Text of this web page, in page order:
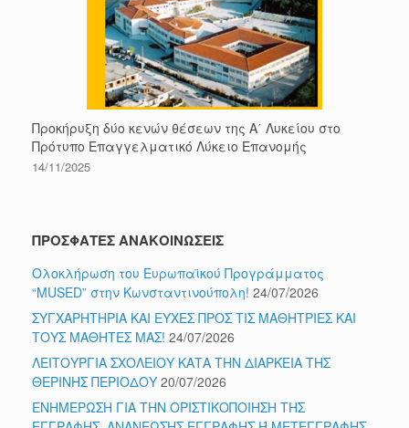
Προκήρυξη δύο κενών θέσεων της Α΄ Λυκείου στο
Πρότυπο Επαγγελματικό Λύκειο Επανομής
14/11/2025
ΠΡΟΣΦΑΤΕΣ ΑΝΑΚΟΙΝΩΣΕΙΣ
Ολοκλήρωση του Ευρωπαϊκού Προγράμματος
“MUSED” στην Κωνσταντινούπολη! 24/07/2026
ΣΥΓΧΑΡΗΤΗΡΙΑ ΚΑΙ ΕΥΧΕΣ ΠΡΟΣ ΤΙΣ ΜΑΘΗΤΡΙΕΣ ΚΑΙ
ΤΟΥΣ ΜΑΘΗΤΕΣ ΜΑΣ! 24/07/2026
ΛΕΙΤΟΥΡΓΙΑ ΣΧΟΛΕΙΟΥ ΚΑΤΑ ΤΗΝ ΔΙΑΡΚΕΙΑ ΤΗΣ
ΘΕΡΙΝΗΣ ΠΕΡΙΟΔΟΥ 20/07/2026
ΕΝΗΜΕΡΩΣΗ ΓΙΑ ΤΗΝ ΟΡΙΣΤΙΚΟΠΟΙΗΣΗ ΤΗΣ